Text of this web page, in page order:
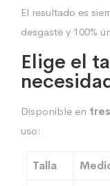
El resultado es
desgaste y 100%
Elige el
Disponible en
uso:
Talla